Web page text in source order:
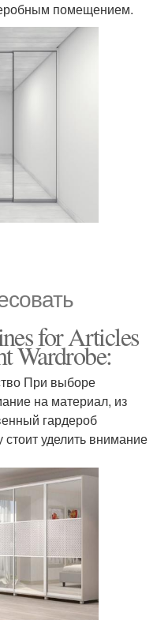
помещением.
for Articles
Wardrobe:
При выборе
на материал, из
гардероб
уделить внимание